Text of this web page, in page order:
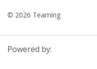
© 2026 Teaming
Powered by: